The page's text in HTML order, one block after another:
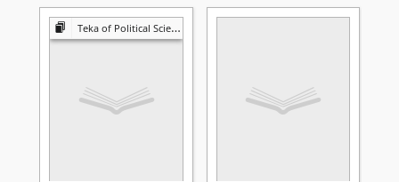
Teka of Political Science and International Relations